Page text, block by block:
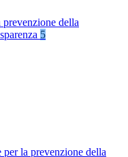
della
5
per la prevenzione della